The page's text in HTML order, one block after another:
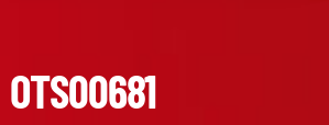
OTS00681